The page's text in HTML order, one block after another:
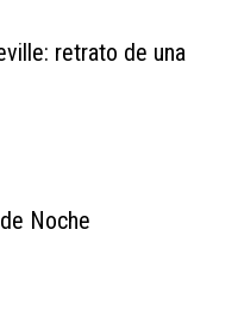
retrato de una
Noche